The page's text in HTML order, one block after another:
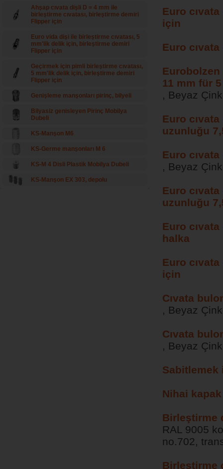
Ahşap cıvata dişli D = 4 mm ile
birleştirme cıvatası, birleştirme demiri
Flipper için
Euro vida dişi ile birleştirme cıvatası, 5
mm'lik delik için, birleştirme demiri
Flipper için
Geçirmek için pimli birleştirme cıvatası,
5 mm'lik delik için, birleştirme demiri
Flipper için
Genişleme manşonları pirinç, bilyeli
Bilyasiz genisleyen Pirinç Mobilya
Dubeli
KS-Manşon M6
KS-Germe manşonları M 6
KS-M 4 Disli Plastik Mobilya Dubeli
KS-Manşon EX 303, depolu
Euro
için
Euro
11 mm für
, Beyaz
Euro
uzunluğu
Euro
, Beyaz
Euro
uzunluğu
Euro
halka
Euro
için
Cıvata
, Beyaz
Cıvata
, Beyaz
Sabitlemek
Nihai kapak
Birleştirme
RAL 9005
no.702,
Birleştirme